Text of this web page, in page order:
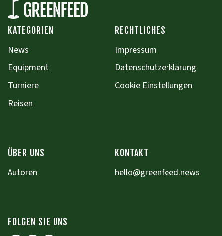
KATEGORIEN
News
Equipment
Turniere
Reisen
RECHTLICHES
Impressum
Datenschutzerklärung
Cookie Einstellungen
ÜBER UNS
Autoren
KONTAKT
hello@greenfeed.news
FOLGEN SIE UNS